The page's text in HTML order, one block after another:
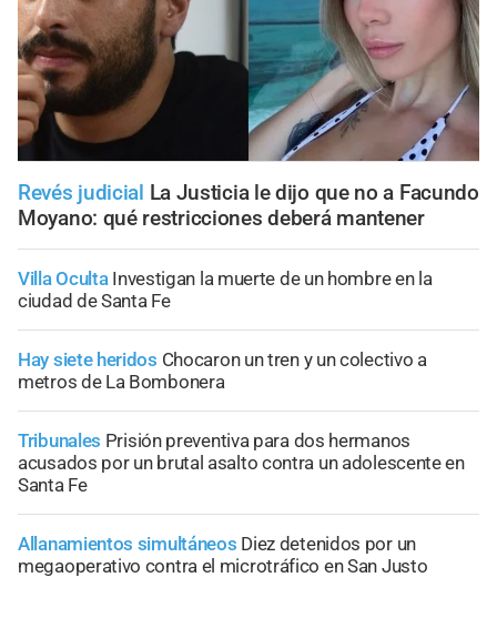
Revés judicial La Justicia le dijo que no a Facundo
Moyano: qué restricciones deberá mantener
Villa Oculta Investigan la muerte de un hombre en la
ciudad de Santa Fe
Hay siete heridos Chocaron un tren y un colectivo a
metros de La Bombonera
Tribunales Prisión preventiva para dos hermanos
acusados por un brutal asalto contra un adolescente en
Santa Fe
Allanamientos simultáneos Diez detenidos por un
megaoperativo contra el microtráfico en San Justo